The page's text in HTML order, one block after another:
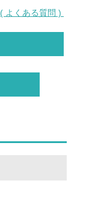
よくある質問 )